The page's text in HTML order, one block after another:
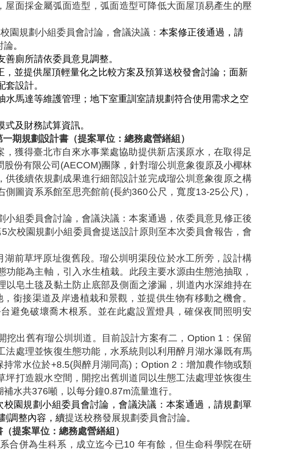
面採金屬弧面造型，弧面造型可降低大面屋頂易產生的壓
園規劃小組委員會討論，會議決議： 本案修正後通過，請
論。
廁所請依委員意見調整。
並提供屋頂輕量化之比較方案及預算送校發會討論；面新
設計。
馬達等維護管理；地下室重訓室請規劃符合使用需求之空
及財務試算資訊。
期規劃設計書（提案單位：總務處營繕組）
獲得臺北市自來水事業處協助提供新店溪原水，在取得足
份有限公司 (AECOM)團隊，針對瑠公圳意象復原及小椰林
後續依規劃成果進行細部設計並完成瑠公圳意象復原之構
側圖資系系館至思亮館前(長約360公尺，寬度13-25公尺) ，
小組委員會討論，會議決議：本案通過，依委員意見修正後
5次校園規劃小組委員會提送設計原則至本次委員會報告，會
前草坪原址復舊段。瑠公圳明渠段位於水工所旁，設計構
能為主軸，引入水生植栽。此段主要水源由生態池抽取，
皂土毯及黏土防止底部及側面之滲漏，圳道內水深維持在
銜接渠道及岸邊植栽和景觀，並提供生物有移動之機會。
避免破壞喬木根系。並在此處設置燈具，確保夜間照明安
出舊有瑠公圳圳道。目前設計方案有二， Option 1 ：保留
處理並恢復生態功能，水系統則以利用醉月湖水瀑既有馬
持常水位於+8.5(與醉月湖同高) ； Option 2 ：增加農作物或類
打造親水空間，開挖出舊圳道同以生態工法處理並恢復生
補水共376噸，以每分鐘0.87m流量進行。
校園規劃小組委員會討論，會議決議：本案通過，請規劃單
調整內容，續提送校務發展規劃委員會討論。
提案單位：總務處營繕組）
合併為生科系，成立迄今已10 年有餘，但生命科學院在研